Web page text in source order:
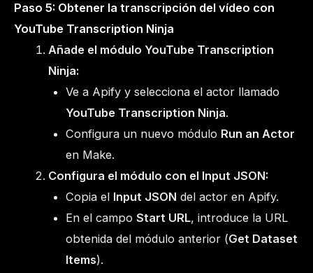
Paso 5: Obtener la transcripción del vídeo con
YouTube Transcription Ninja
Añade el módulo YouTube Transcription
Ninja:
Ve a Apify y selecciona el actor llamado
YouTube Transcription Ninja.
Configura un nuevo módulo Run an Actor
en Make.
Configura el módulo con el Input JSON:
Copia el Input JSON del actor en Apify.
En el campo Start URL, introduce la URL
obtenida del módulo anterior (Get Dataset
Items).